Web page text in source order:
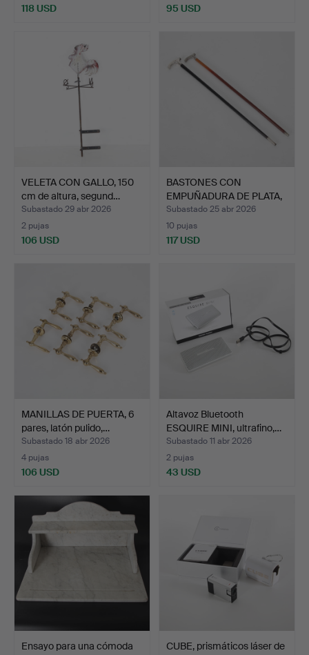
118 USD 95 USD
VELETA CON GALLO, 150
cm de altura, segund…
Subastado 29 abr 2026
2 pujas
106 USD
BASTONES CON
EMPUÑADURA DE PLATA,
2 piezas…
Subastado 25 abr 2026
10 pujas
117 USD
MANILLAS DE PUERTA, 6
pares, latón pulido,…
Subastado 18 abr 2026
4 pujas
106 USD
Altavoz Bluetooth
ESQUIRE MINI, ultrafino,…
Subastado 11 abr 2026
2 pujas
43 USD
Ensayo para una cómoda
CUBE, prismáticos láser de